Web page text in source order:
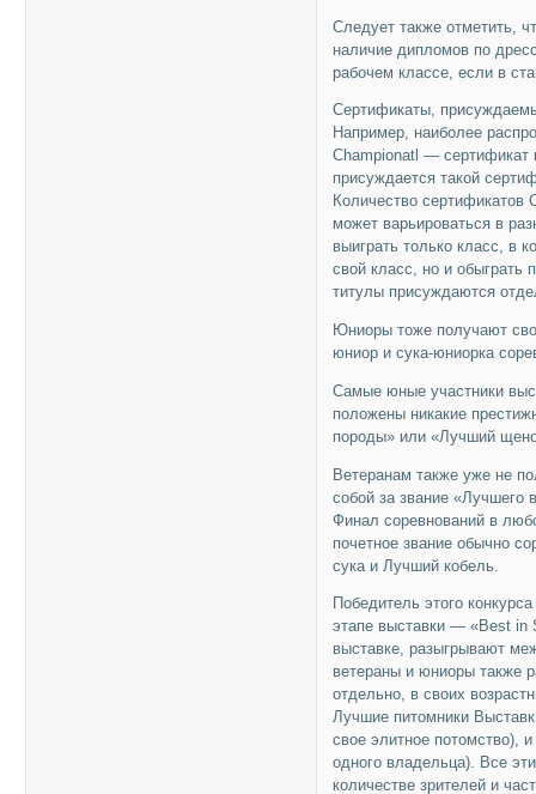
Следует также отметить,
наличие дипломов по
рабочем классе, если в
Сертификаты,
Например, наиболее
Championatl — сертификат
присуждается такой
Количество
может варьироваться в
выиграть только класс, в
свой класс, но и обыграть
титулы присуждаются
Юниоры тоже получают
юниор и сука-юниорка
Самые юные участники
положены никакие
породы» или «Лучший
Ветеранам также уже не
собой за звание «Лучшего
Финал соревнований в
почетное звание обычно
сука и Лучший кобель.
Победитель этого
этапе выставки — «Best in
выставке, разыгрывают
ветераны и юниоры также
отдельно, в своих
Лучшие питомники
свое элитное потомство),
одного владельца). Все
количестве зрителей и